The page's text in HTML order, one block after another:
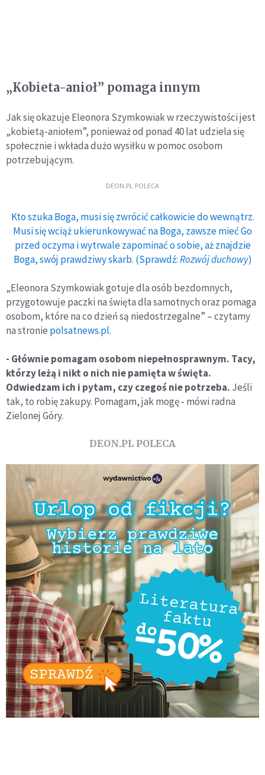
„Kobieta-anioł” pomaga innym
Jak się okazuje Eleonora Szymkowiak w rzeczywistości jest
„kobietą-aniołem”, ponieważ od ponad 40 lat udziela się
społecznie i wkłada dużo wysiłku w pomoc osobom
potrzebującym.
DEON.PL POLECA
Kto szuka Boga, musi się zwrócić całkowicie do wewnątrz.
Musi się wciąż ukierunkowywać na Boga, zawsze mieć Go
przed oczyma i wytrwale zapominać o sobie, aż znajdzie
Boga, swój prawdziwy skarb. (Sprawdź:Rozwój duchowy)
„Eleonora Szymkowiak gotuje dla osób bezdomnych,
przygotowuje paczki na święta dla samotnych oraz pomaga
osobom, które na co dzień są niedostrzegalne” – czytamy
na stronie polsatnews.pl.
- Głównie pomagam osobom niepełnosprawnym. Tacy,
którzy leżą i nikt o nich nie pamięta w święta.
Odwiedzam ich i pytam, czy czegoś nie potrzeba. Jeśli
tak, to robię zakupy. Pomagam, jak mogę - mówi radna
Zielonej Góry.
DEON.PL POLECA